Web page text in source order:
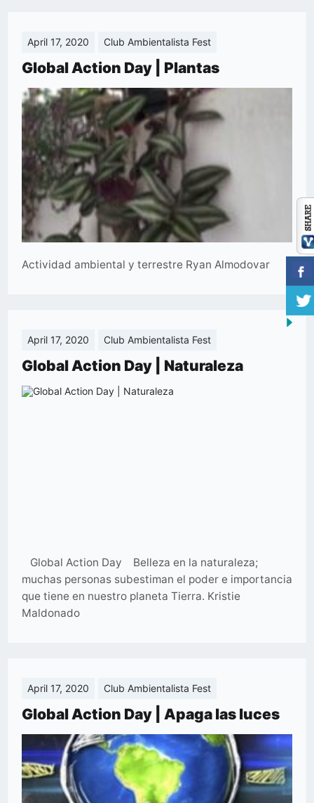
April 17, 2020 Club Ambientalista Fest
Global Action Day | Plantas
Actividad ambiental y terrestre Ryan Almodovar
April 17, 2020 Club Ambientalista Fest
Global Action Day | Naturaleza
Global Action Day Belleza en la naturaleza;
muchas personas subestiman el poder e importancia
que tiene en nuestro planeta Tierra. Kristie
Maldonado
April 17, 2020 Club Ambientalista Fest
Global Action Day | Apaga las luces